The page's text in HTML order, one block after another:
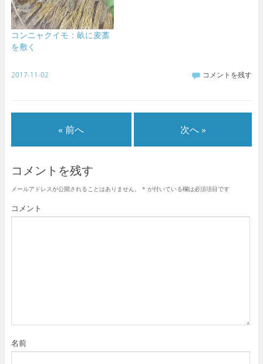
コンニャクイモ：畝に麦藁
を敷く
2017-11-02 コメントを残す
« 前へ 次へ »
コメントを残す
メールアドレスが公開されることはありません。 * が付いている欄は必須項目です
コメント
名前